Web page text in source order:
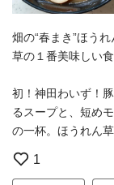
畑の“春まき”ほう
草の１番美味しい
初！神田わいず！
るスープと、短め
の一杯。ほうれん
1